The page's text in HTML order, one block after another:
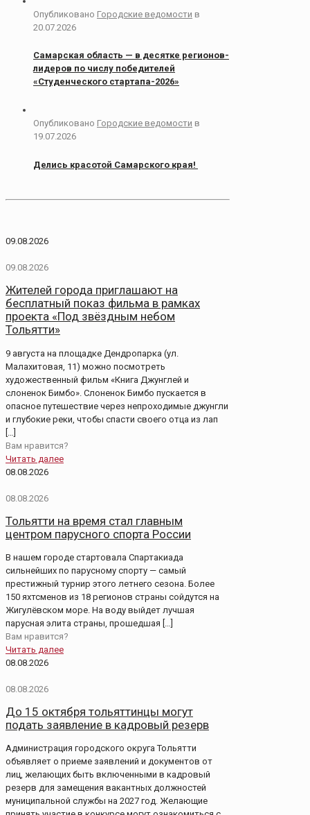
Опубликовано Городские ведомости в
20.07.2026
Самарская область — в десятке регионов-
лидеров по числу победителей
«Студенческого стартапа-2026»
Опубликовано Городские ведомости в
19.07.2026
Делись красотой Самарского края!
09.08.2026
09.08.2026
Жителей города приглашают на
бесплатный показ фильма в рамках
проекта «Под звёздным небом
Тольятти»
9 августа на площадке Дендропарка (ул.
Малахитовая, 11) можно посмотреть
художественный фильм «Книга Джунглей и
слоненок Бимбо». Слоненок Бимбо пускается в
опасное путешествие через непроходимые джунгли
и глубокие реки, чтобы спасти своего отца из лап
[…]
Вам нравится?
Читать далее
08.08.2026
08.08.2026
Тольятти на время стал главным
центром парусного спорта России
В нашем городе стартовала Спартакиада
сильнейших по парусному спорту — самый
престижный турнир этого летнего сезона. Более
150 яхтсменов из 18 регионов страны сойдутся на
Жигулёвском море. На воду выйдет лучшая
парусная элита страны, прошедшая
Вам нравится?
Читать далее
08.08.2026
08.08.2026
До 15 октября тольяттинцы могут
подать заявление в кадровый резерв
Администрация городского округа Тольятти
объявляет о приеме заявлений и документов от
лиц, желающих быть включенными в кадровый
резерв для замещения вакантных должностей
муниципальной службы на 2027 год. Желающие